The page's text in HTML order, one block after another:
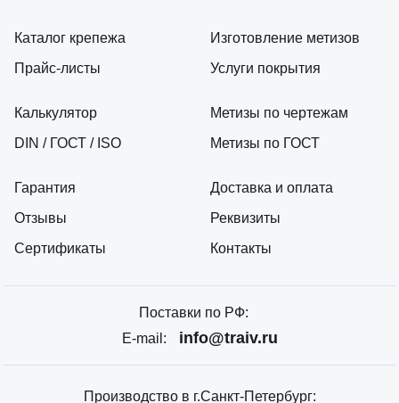
Каталог крепежа
Прайс-листы
Калькулятор
DIN / ГОСТ / ISO
Гарантия
Отзывы
Сертификаты
Изготовление метизов
Услуги покрытия
Метизы по чертежам
Метизы по ГОСТ
Доставка и оплата
Реквизиты
Контакты
Поставки по РФ:
E-mail:
info@traiv.ru
Производство в г.Санкт-Петербург: